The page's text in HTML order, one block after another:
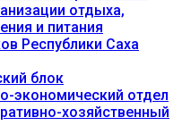
отдыха,
и питания
Республики Саха
блок
экономический отдел
хозяйственный